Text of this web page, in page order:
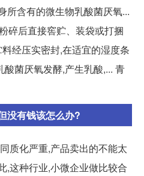
所含有的微生物乳酸菌厌氧...
碎后直接窖贮、装袋或打捆
经压实密封,在适宜的湿度条
菌厌氧发酵,产生乳酸,... 青
没有钱该怎么办?
质化严重,产品卖出的不能太
,这种行业,小微企业做比较合